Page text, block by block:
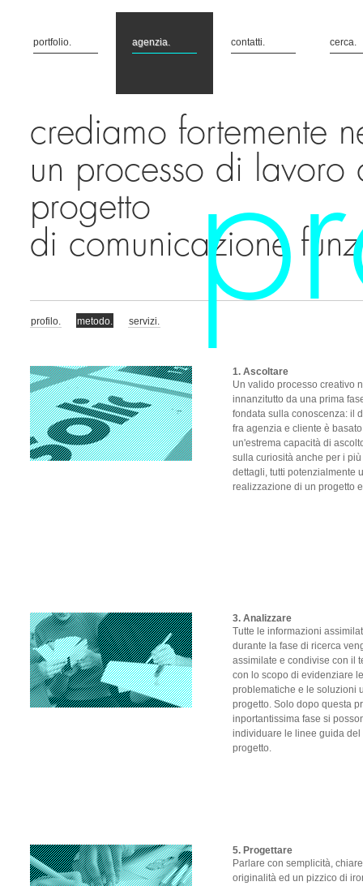
portfolio. agenzia. contatti. cerca.
crediamo fortemente
un processo di lavoro
progetto
di comunicazione
profilo. metodo. servizi.
1. Ascoltare
Un valido processo creativo
innanzitutto da una prima
fondata sulla conoscenza: il
fra agenzia e cliente è
un'estrema capacità di
sulla curiosità anche per i
dettagli, tutti potenzialmente
realizzazione di un progetto
3. Analizzare
Tutte le informazioni
durante la fase di ricerca
assimilate e condivise con il
con lo scopo di evidenziare le
problematiche e le soluzioni
progetto. Solo dopo questa
inportantissima fase si
individuare le linee guida del
progetto.
5. Progettare
Parlare con semplicità,
originalità ed un pizzico di